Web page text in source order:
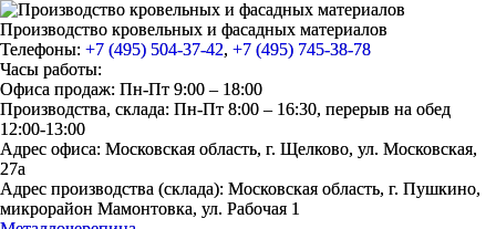
Производство кровельных и фасадных материалов
Телефоны: +7 (495) 504-37-42, +7 (495) 745-38-78
Часы работы:
Офиса продаж: Пн-Пт 9:00 – 18:00
Производства, склада: Пн-Пт 8:00 – 16:30, перерыв на обед
12:00-13:00
Адрес офиса: Московская область, г. Щелково, ул. Московская,
27а
Адрес производства (склада): Московская область, г. Пушкино,
микрорайон Мамонтовка, ул. Рабочая 1